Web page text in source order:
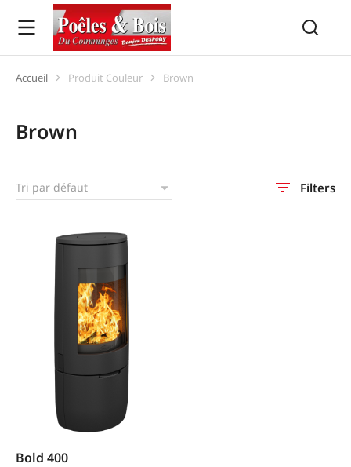
Vous êtes ici :
Accueil Produit Couleur Brown
Brown
Filters
Bold 400